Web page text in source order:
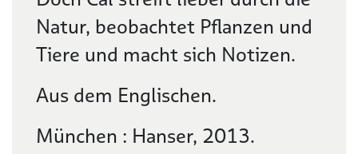
Natur, beobachtet Pflanzen und
Tiere und macht sich Notizen.
Aus dem Englischen.
München : Hanser, 2013.